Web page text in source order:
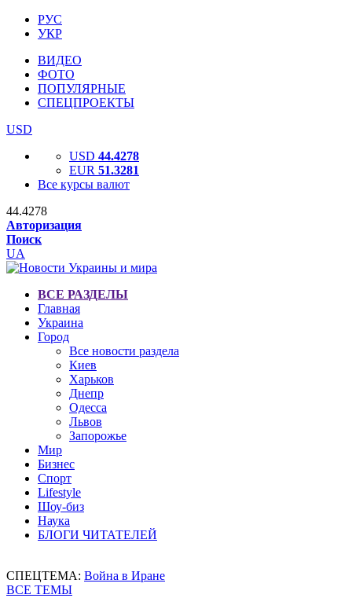
РУС
УКР
ВИДЕО
ФОТО
ПОПУЛЯРНЫЕ
СПЕЦПРОЕКТЫ
USD
USD 44.4278
EUR 51.3281
Все курсы валют
44.4278
Авторизация
Поиск
UA
ВСЕ РАЗДЕЛЫ
Главная
Украина
Город
Все новости раздела
Киев
Харьков
Днепр
Одесса
Львов
Запорожье
Мир
Бизнес
Спорт
Lifestyle
Шоу-биз
Наука
БЛОГИ ЧИТАТЕЛЕЙ
СПЕЦТЕМА: Война в Иране
ВСЕ ТЕМЫ